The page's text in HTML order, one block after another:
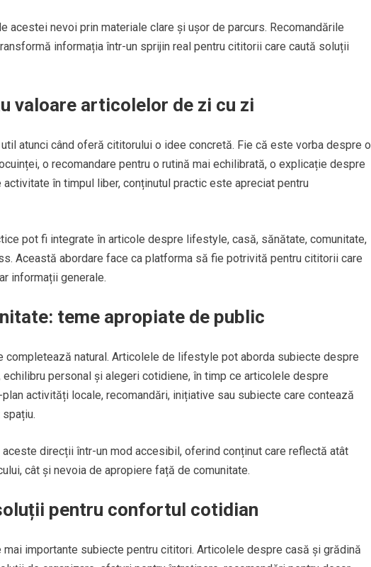
acestei nevoi prin materiale clare și ușor de parcurs. Recomandările
informația într-un sprijin real pentru cititorii care caută soluții
valoare articolelor de zi cu zi
atunci când oferă cititorului o idee concretă. Fie că este vorba despre o
o recomandare pentru o rutină mai echilibrată, o explicație despre
în timpul liber, conținutul practic este apreciat pentru
pot fi integrate în articole despre lifestyle, casă, sănătate, comunitate,
Această abordare face ca platforma să fie potrivită pentru cititorii care
informații generale.
teme apropiate de public
completează natural. Articolele de lifestyle pot aborda subiecte despre
personal și alegeri cotidiene, în timp ce articolele despre
activități locale, recomandări, inițiative sau subiecte care contează
direcții într-un mod accesibil, oferind conținut care reflectă atât
cât și nevoia de apropiere față de comunitate.
pentru confortul cotidian
mai importante subiecte pentru cititori. Articolele despre casă și grădină